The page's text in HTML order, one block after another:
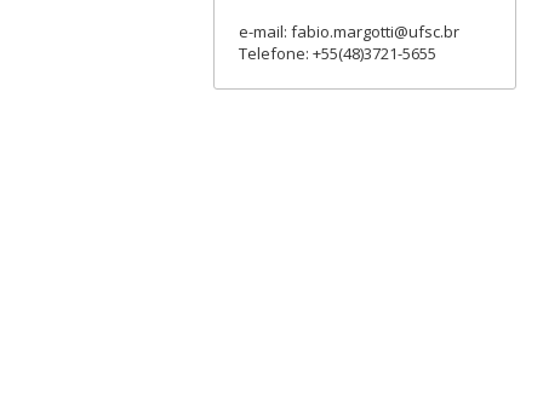
e-mail: fabio.margotti@ufsc.br
Telefone: +55(48)3721-5655